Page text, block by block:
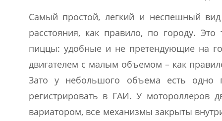
Самый простой, легкий и неспешный
расстояния, как правило, по городу.
пиццы: удобные и не претендующие на
двигателем с малым объемом – как
Зато у небольшого объема есть одно
регистрировать в ГАИ. У мотороллеров
вариатором, все механизмы закрыты